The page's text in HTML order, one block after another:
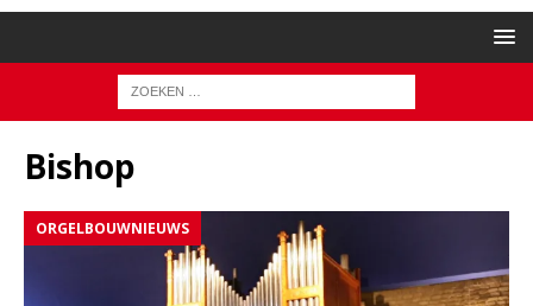
Bishop
ORGELBOUWNIEUWS